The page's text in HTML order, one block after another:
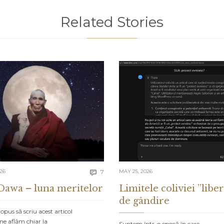
Related Stories
 7 Comments
– luna meritelor
să scriu acest articol
aflăm chiar la
MAY 25, 2026
Limitele coliviei
de gândire